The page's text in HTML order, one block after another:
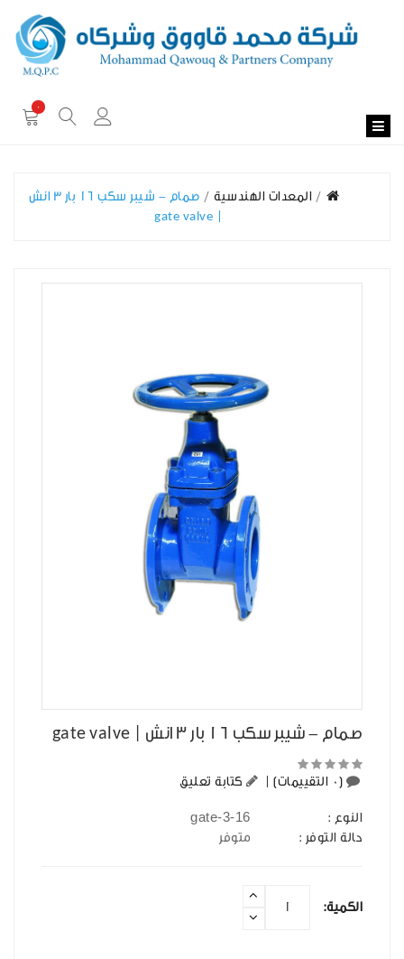
0
المعدات الهندسية
صمام - شيبر سكب 16 بار 3 انش
صمام - شيبر سكب 16 بار 3 انش | gate valve
(0 التقييمات) كتابة تعليق
النوع :
حالة التوفر : متوفر
الكمية: